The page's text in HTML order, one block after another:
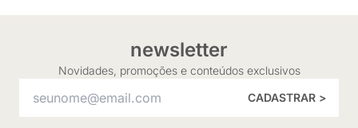
newsletter
Novidades, promoções e conteúdos exclusivos
CADASTRAR >